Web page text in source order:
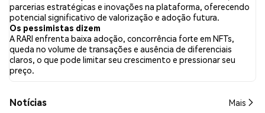
4.54% dos tweets com sentimento pessimista sobre RARI.
50.52% dos tweets foram neutros em relação a RARI. Esses
sentimentos são baseados em 485 tweets.
parcerias estratégicas e inovações na plataforma, oferecendo
potencial significativo de valorização e adoção futura.
Os pessimistas dizem
A RARI enfrenta baixa adoção, concorrência forte em NFTs,
queda no volume de transações e ausência de diferenciais
claros, o que pode limitar seu crescimento e pressionar seu
preço.
​​Notícias​​ Mais